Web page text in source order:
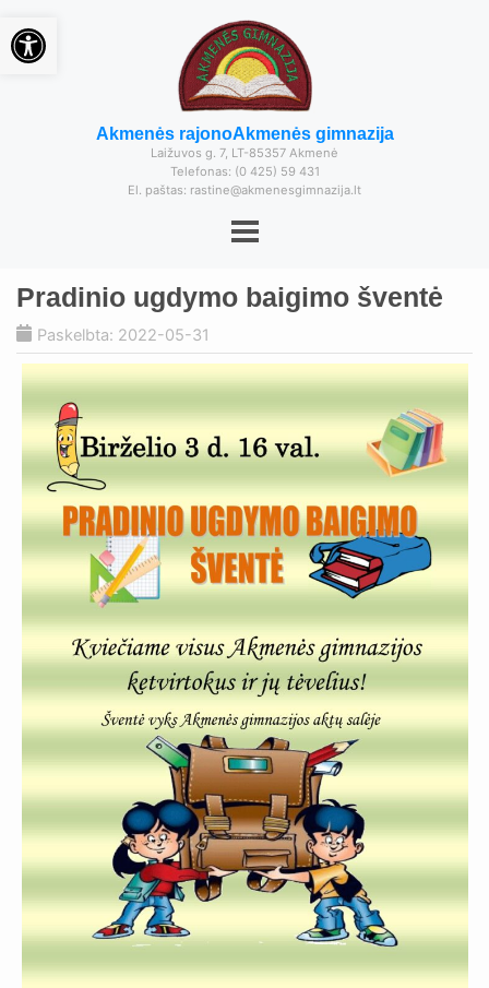
Akmenės rajonoAkmenės gimnazija
Laižuvos g. 7, LT-85357 Akmenė
Telefonas: (0 425) 59 431
El. paštas: rastine@akmenesgimnazija.lt
Pradinio ugdymo baigimo šventė
Paskelbta: 2022-05-31
Open toolbar